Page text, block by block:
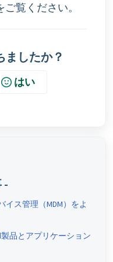
ご覧ください。
ましたか？
はい
-
イス管理（MDM）をよ
品とアプリケーション